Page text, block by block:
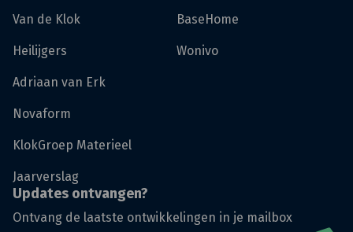
Van de Klok
Heilijgers
Adriaan van Erk
Novaform
KlokGroep Materieel
Jaarverslag
BaseHome
Wonivo
Updates ontvangen?
Ontvang de laatste ontwikkelingen in je mailbox